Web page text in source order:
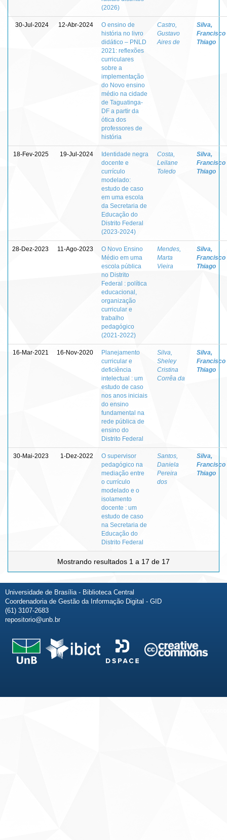
(2026)
30-Jul-2024 12-Abr-2024
O ensino de
história no livro
didático – PNLD
2021: reflexões
curriculares
sobre a
implementação
do Novo ensino
médio na cidade
de Taguatinga-
DF a partir da
ótica dos
professores de
história
Castro,
Gustavo
Aires de
Silva,
Francisco
Thiago
18-Fev-2025 19-Jul-2024
Identidade negra
docente e
currículo
modelado:
estudo de caso
em uma escola
da Secretaria de
Educação do
Distrito Federal
(2023-2024)
Costa,
Leilane
Toledo
Silva,
Francisco
Thiago
28-Dez-2023 11-Ago-2023
O Novo Ensino
Médio em uma
escola pública
no Distrito
Federal : política
educacional,
organização
curricular e
trabalho
pedagógico
(2021-2022)
Mendes,
Marta
Vieira
Silva,
Francisco
Thiago
16-Mar-2021 16-Nov-2020
Planejamento
curricular e
deficiência
intelectual : um
estudo de caso
nos anos iniciais
do ensino
fundamental na
rede pública de
ensino do
Distrito Federal
Silva,
Sheley
Cristina
Corrêa da
Silva,
Francisco
Thiago
30-Mai-2023 1-Dez-2022
O supervisor
pedagógico na
mediação entre
o currículo
modelado e o
isolamento
docente : um
estudo de caso
na Secretaria de
Educação do
Distrito Federal
Santos,
Daniela
Pereira
dos
Silva,
Francisco
Thiago
Mostrando resultados 1 a 17 de 17
Universidade de Brasília - Biblioteca Central
Coordenadoria de Gestão da Informação Digital - GID
(61) 3107-2683
repositorio@unb.br